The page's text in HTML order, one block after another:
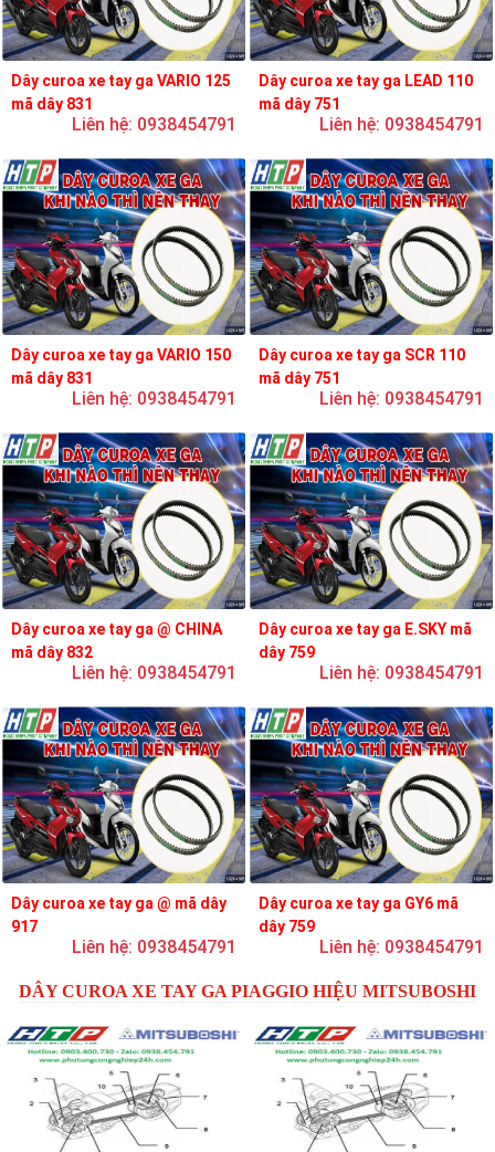
Dây curoa xe tay ga VARIO 125
mã dây 831
Liên hệ: 0938454791
Dây curoa xe tay ga LEAD 110
mã dây 751
Liên hệ: 0938454791
Dây curoa xe tay ga VARIO 150
mã dây 831
Liên hệ: 0938454791
Dây curoa xe tay ga SCR 110
mã dây 751
Liên hệ: 0938454791
Dây curoa xe tay ga @ CHINA
mã dây 832
Liên hệ: 0938454791
Dây curoa xe tay ga E.SKY mã
dây 759
Liên hệ: 0938454791
Dây curoa xe tay ga @ mã dây
917
Liên hệ: 0938454791
Dây curoa xe tay ga GY6 mã
dây 759
Liên hệ: 0938454791
DÂY CUROA XE TAY GA PIAGGIO HIỆU MITSUBOSHI